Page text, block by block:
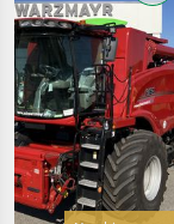
Ih
Axial
Flow
6160
SCEGLI
CATEGORIA
Case IH